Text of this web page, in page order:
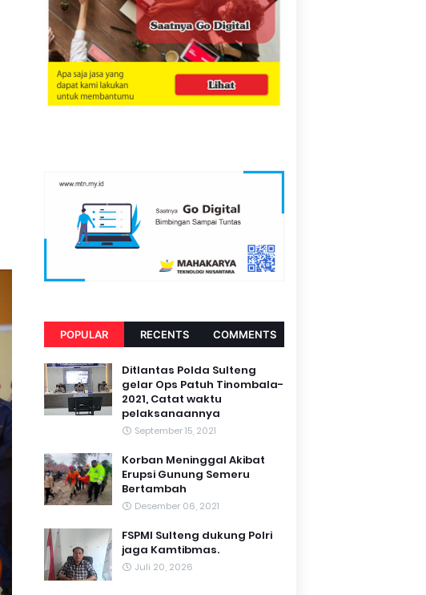
POPULAR RECENTS COMMENTS
Ditlantas Polda Sulteng
gelar Ops Patuh Tinombala-
2021, Catat waktu
pelaksanaannya
September 15, 2021
Korban Meninggal Akibat
Erupsi Gunung Semeru
Bertambah
Desember 06, 2021
FSPMI Sulteng dukung Polri
jaga Kamtibmas.
Juli 20, 2026